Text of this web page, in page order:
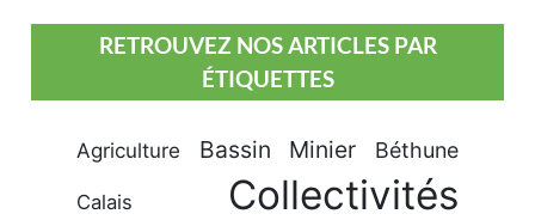
RETROUVEZ NOS ARTICLES PAR
ÉTIQUETTES
Agriculture Bassin Minier Béthune
Calais Collectivités